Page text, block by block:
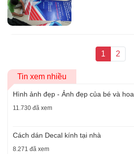
1 2
Tin xem nhiều
Hình ảnh đẹp - Ảnh đẹp của bé và hoa
11.730 đã xem
Cách dán Decal kính tại nhà
8.271 đã xem